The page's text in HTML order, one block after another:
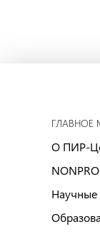
ГЛАВНОЕ
О ПИР-
Научные